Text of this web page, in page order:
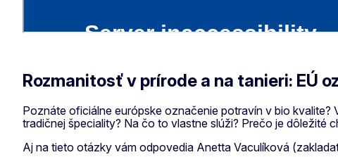
Rozmanitosť v prírode a na tanieri: EÚ
Poznáte oficiálne európske označenie potravín v bio
tradičnej špeciality? Na čo to vlastne slúži? Prečo je
Aj na tieto otázky vám odpovedia Anetta Vaculíková